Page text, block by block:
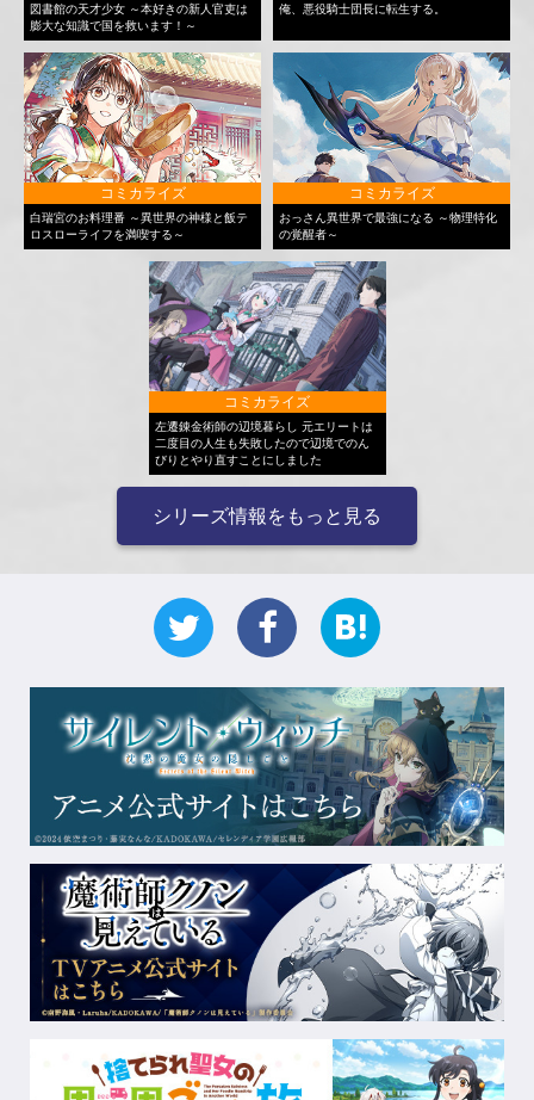
図書館の天才少女 ～本好きの新人官吏は
膨大な知識で国を救います！～
俺、悪役騎士団長に転生する。
コミカライズ
白瑞宮のお料理番 ～異世界の神様と飯テ
ロスローライフを満喫する～
コミカライズ
おっさん異世界で最強になる ～物理特化
の覚醒者～
コミカライズ
左遷錬金術師の辺境暮らし 元エリートは
二度目の人生も失敗したので辺境でのん
びりとやり直すことにしました
シリーズ情報をもっと見る